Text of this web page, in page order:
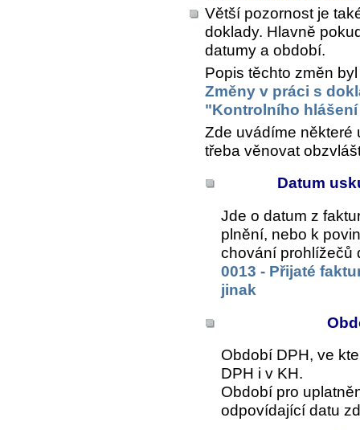
Větší pozornost je
doklady. Hlavně
datumy a období.
Popis těchto změn
Změny v práci s
"Kontrolního hlášení
Zde uvádíme některé
třeba věnovat
Datum
Jde o datum z
plnění, nebo k
chování prohlížečů
0013 - Přijaté
jinak
Období DPH, ve
DPH i v KH.
Období pro
odpovídající datu